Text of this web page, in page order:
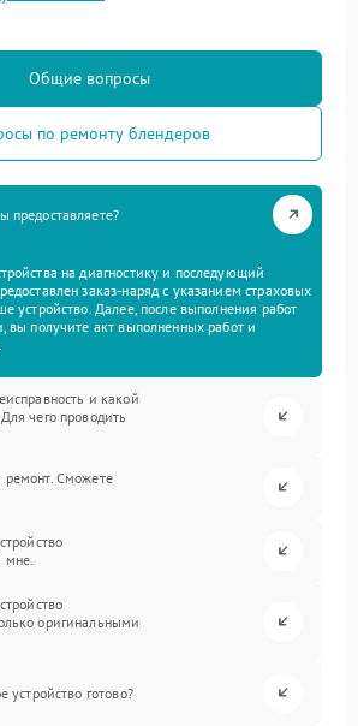
Общие вопросы
по ремонту блендеров
предоставляете?
на диагностику и последующий
заказ-наряд с указанием страховых
устройство. Далее, после выполнения работ
вы получите акт выполненных работ и
и какой
чего проводить
Сможете
мне.
оригинальными
устройство готово?